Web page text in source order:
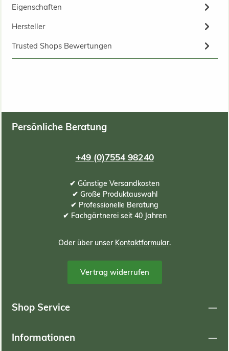
Eigenschaften
Hersteller
Trusted Shops Bewertungen
Persönliche Beratung
+49 (0)7554 98240
✔ Günstige Versandkosten
✔ Große Produktauswahl
✔ Professionelle Beratung
✔ Fachgärtnerei seit 40 Jahren
Oder über unser Kontaktformular.
Vertrag widerrufen
Shop Service
Informationen